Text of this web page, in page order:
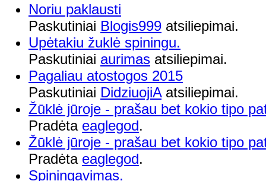
Noriu paklausti
Paskutiniai Blogis999 atsiliepimai.
Upėtakiu žuklė spiningu.
Paskutiniai aurimas atsiliepimai.
Pagaliau atostogos 2015
Paskutiniai DidziuojiAatsiliepimai.
Žūklė jūroje - prašau bet kokio tipo
Pradėta eaglegod.
Žūklė jūroje - prašau bet kokio tipo
Pradėta eaglegod.
Spiningavimas.